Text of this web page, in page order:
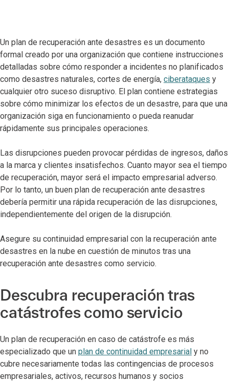
Un plan de recuperación ante desastres es un documento
formal creado por una organización que contiene instrucciones
detalladas sobre cómo responder a incidentes no planificados
como desastres naturales, cortes de energía, ciberataques y
cualquier otro suceso disruptivo. El plan contiene estrategias
sobre cómo minimizar los efectos de un desastre, para que una
organización siga en funcionamiento o pueda reanudar
rápidamente sus principales operaciones.
Las disrupciones pueden provocar pérdidas de ingresos, daños
a la marca y clientes insatisfechos. Cuanto mayor sea el tiempo
de recuperación, mayor será el impacto empresarial adverso.
Por lo tanto, un buen plan de recuperación ante desastres
debería permitir una rápida recuperación de las disrupciones,
independientemente del origen de la disrupción.
Asegure su continuidad empresarial con la recuperación ante
desastres en la nube en cuestión de minutos tras una
recuperación ante desastres como servicio.
Descubra recuperación tras
catástrofes como servicio
Un plan de recuperación en caso de catástrofe es más
especializado que un plan de continuidad empresarial y no
cubre necesariamente todas las contingencias de procesos
empresariales, activos, recursos humanos y socios